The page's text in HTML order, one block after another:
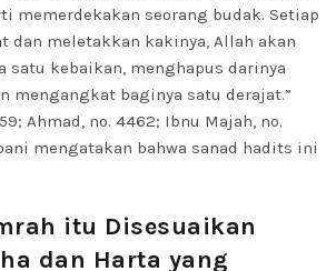
memerdekakan seorang budak. Setiap
dan meletakkan kakinya, Allah akan
satu kebaikan, menghapus darinya
mengangkat baginya satu derajat.”
Ahmad, no. 4462; Ibnu Majah, no.
mengatakan bahwa sanad hadits ini
itu Disesuaikan
dan Harta yang